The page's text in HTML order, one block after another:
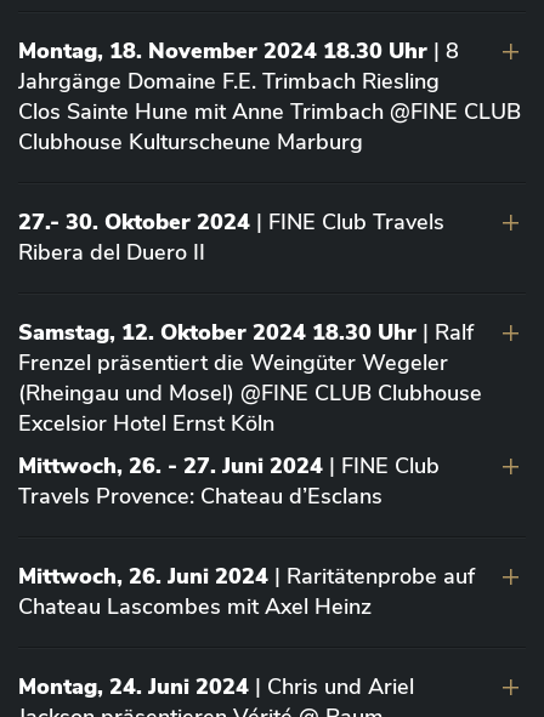
Montag, 18. November 2024 18.30 Uhr | 8
Jahrgänge Domaine F.E. Trimbach Riesling
Clos Sainte Hune mit Anne Trimbach @FINE CLUB
Clubhouse Kulturscheune Marburg
27.- 30. Oktober 2024 | FINE Club Travels
Ribera del Duero II
Samstag, 12. Oktober 2024 18.30 Uhr | Ralf
Frenzel präsentiert die Weingüter Wegeler
(Rheingau und Mosel) @FINE CLUB Clubhouse
Excelsior Hotel Ernst Köln
Mittwoch, 26. - 27. Juni 2024 | FINE Club
Travels Provence: Chateau d’Esclans
Mittwoch, 26. Juni 2024 | Raritätenprobe auf
Chateau Lascombes mit Axel Heinz
Montag, 24. Juni 2024 | Chris und Ariel